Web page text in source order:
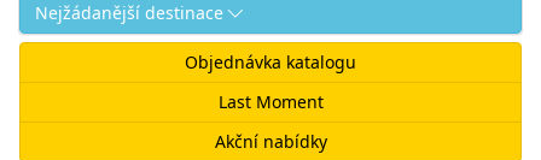
Nejžádanější destinace
Objednávka katalogu
Last Moment
Akční nabídky